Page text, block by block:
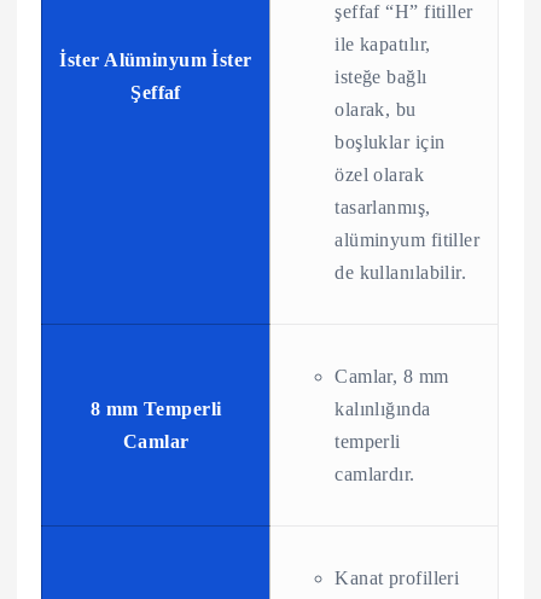
İster Alüminyum İster
Şeffaf
şeffaf “H” fitiller
ile kapatılır,
isteğe bağlı
olarak, bu
boşluklar için
özel olarak
tasarlanmış,
alüminyum fitiller
de kullanılabilir.
8 mm Temperli
Camlar
Camlar, 8 mm
kalınlığında
temperli
camlardır.
Kanat profilleri